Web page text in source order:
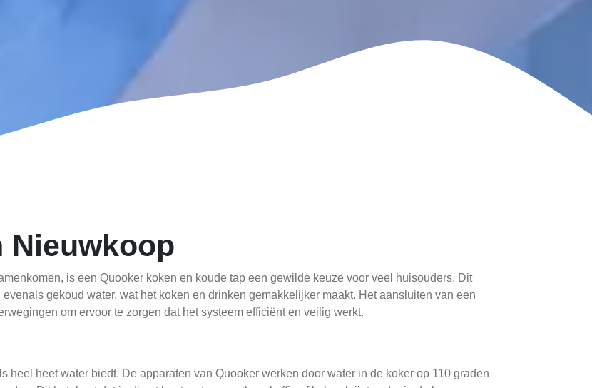
Nieuwkoop
is een Quooker koken en koude tap een gewilde keuze voor veel huisouders. Dit
gekoud water, wat het koken en drinken gemakkelijker maakt. Het aansluiten van een
om ervoor te zorgen dat het systeem efficiënt en veilig werkt.
heel heet water biedt. De apparaten van Quooker werken door water in de koker op 110 graden